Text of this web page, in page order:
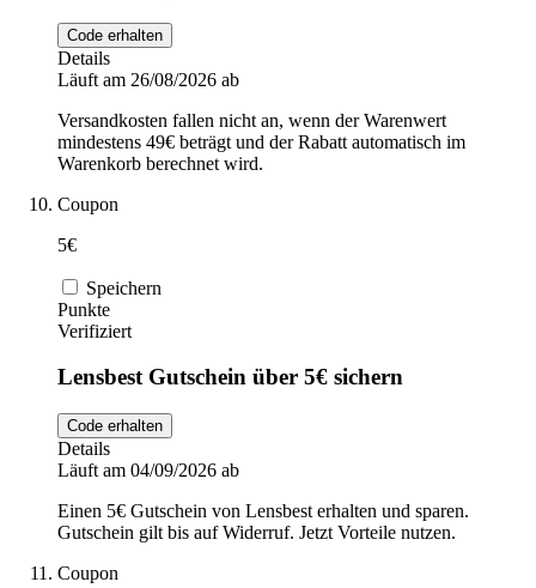
Code erhalten
Details
Läuft am 26/08/2026 ab
Versandkosten fallen nicht an, wenn der Warenwert
mindestens 49€ beträgt und der Rabatt automatisch im
Warenkorb berechnet wird.
Coupon
5€
Speichern
Punkte
Verifiziert
Lensbest Gutschein über 5€ sichern
Code erhalten
Details
Läuft am 04/09/2026 ab
Einen 5€ Gutschein von Lensbest erhalten und sparen.
Gutschein gilt bis auf Widerruf. Jetzt Vorteile nutzen.
Coupon